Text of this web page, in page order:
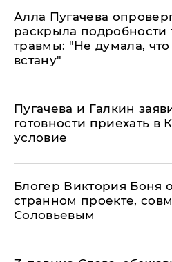
Алла Пугачева
раскрыла подробности
травмы: "Не думала,
встану"
Пугачева и Галкин
готовности приехать в
условие
Блогер Виктория Боня
странном проекте,
Соловьевым